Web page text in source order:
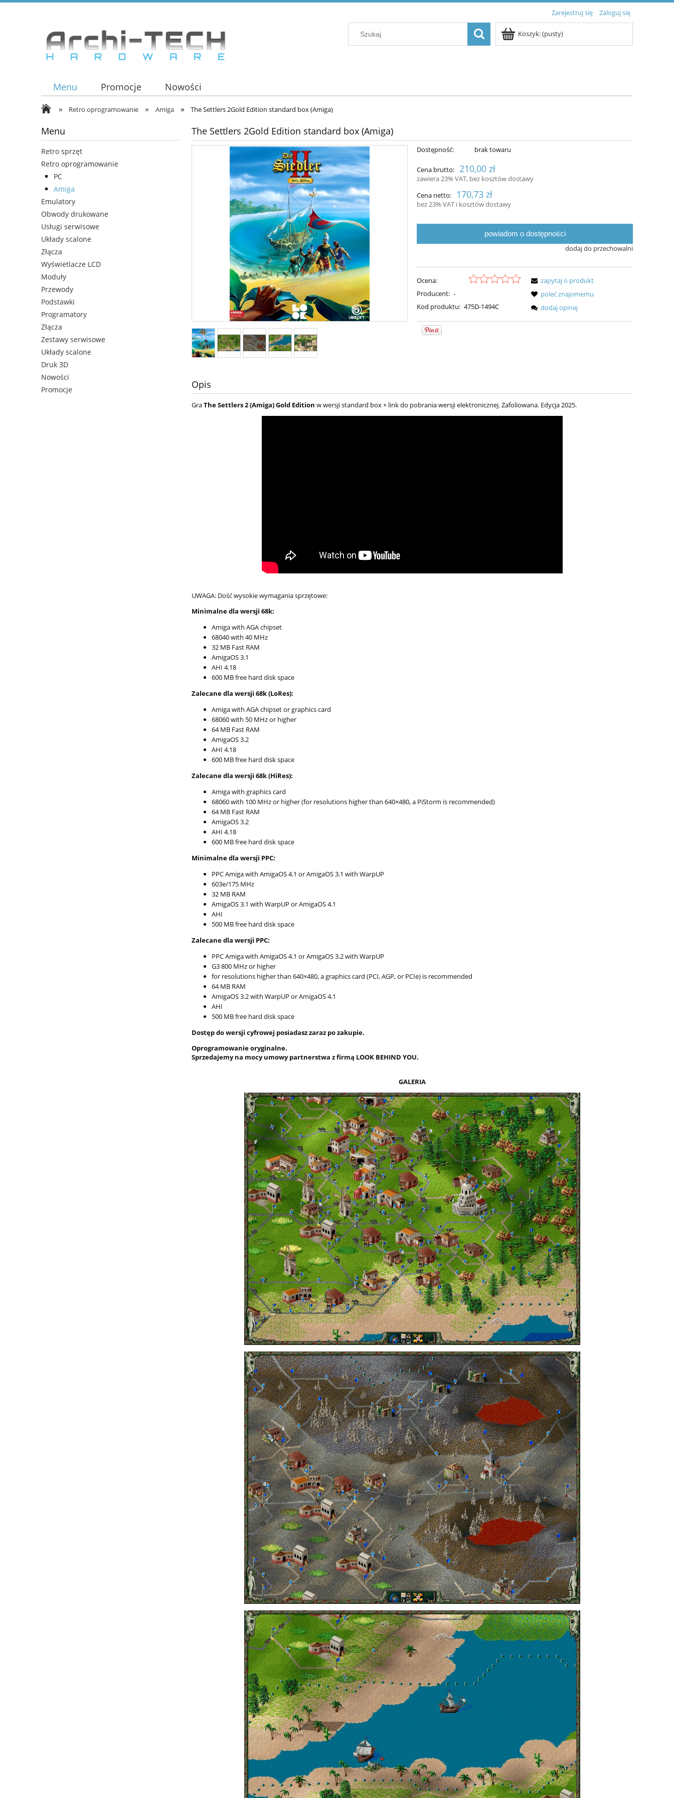
Zarejestruj się Zaloguj się
Koszyk:(pusty)
Menu Promocje Nowości
» Retro oprogramowanie » Amiga » The Settlers 2Gold Edition standard box (Amiga)
Menu
Retro sprzęt
Retro oprogramowanie
PC
Amiga
Emulatory
Obwody drukowane
Usługi serwisowe
Układy scalone
Złącza
Wyświetlacze LCD
Moduły
Przewody
Podstawki
Programatory
Złącza
Zestawy serwisowe
Układy scalone
Druk 3D
Nowości
Promocje
The Settlers 2Gold Edition standard box (Amiga)
Dostępność: brak towaru
Cena brutto: 210,00 zł
zawiera 23% VAT, bez kosztów dostawy
Cena netto:
170,73 zł
bez 23% VAT i kosztów dostawy
powiadom o dostępności
dodaj do przechowalni
Ocena:
Producent: -
Kod produktu: 475D-1494C
zapytaj o produkt
poleć znajomemu
dodaj opinię
Opis
GraThe Settlers 2 (Amiga)Gold Edition w wersji standard box + link do pobrania wersji elektronicznej. Zafoliowana. Edycja 2025.
UWAGA: Dość wysokie wymagania sprzętowe:
Minimalne dla wersji 68k:
Amiga with AGA chipset
68040 with 40 MHz
32 MB Fast RAM
AmigaOS 3.1
AHI 4.18
600 MB free hard disk space
Zalecane dla wersji 68k (LoRes):
Amiga with AGA chipset or graphics card
68060 with 50 MHz or higher
64 MB Fast RAM
AmigaOS 3.2
AHI 4.18
600 MB free hard disk space
Zalecane dla wersji 68k (HiRes):
Amiga with graphics card
68060 with 100 MHz or higher (for resolutions higher than 640×480, a PiStorm is recommended)
64 MB Fast RAM
AmigaOS 3.2
AHI 4.18
600 MB free hard disk space
Minimalne dla wersji PPC:
PPC Amiga with AmigaOS 4.1 or AmigaOS 3.1 with WarpUP
603e/175 MHz
32 MB RAM
AmigaOS 3.1 with WarpUP or AmigaOS 4.1
AHI
500 MB free hard disk space
Zalecane dla wersji PPC:
PPC Amiga with AmigaOS 4.1 or AmigaOS 3.2 with WarpUP
G3 800 MHz or higher
for resolutions higher than 640×480, a graphics card (PCI, AGP, or PCIe) is recommended
64 MB RAM
AmigaOS 3.2 with WarpUP or AmigaOS 4.1
AHI
500 MB free hard disk space
Dostęp do wersji cyfrowej posiadasz zaraz po zakupie.
Oprogramowanie oryginalne.
Sprzedajemy na mocy umowy partnerstwa z firmą LOOK BEHIND YOU.
GALERIA